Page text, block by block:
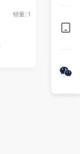
销量: 1

